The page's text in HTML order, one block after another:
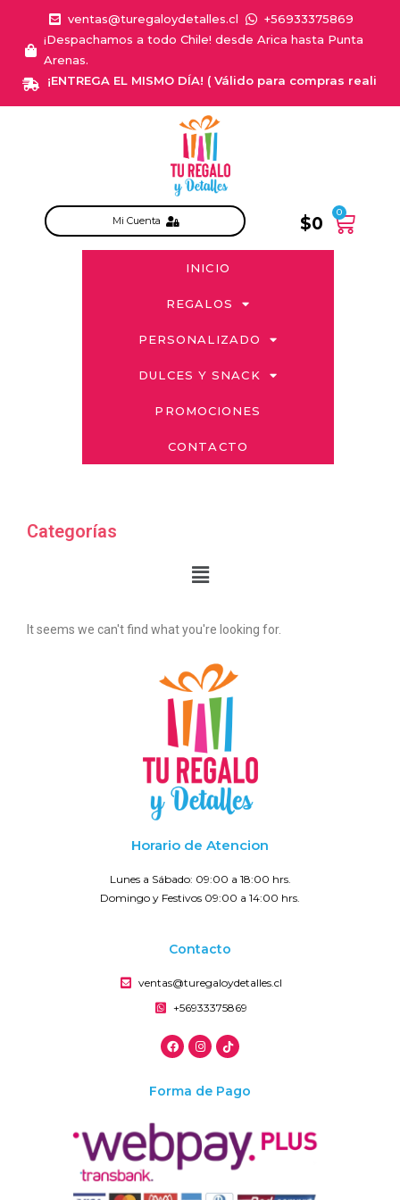
ventas@turegaloydetalles.cl
+56933375869
¡Despachamos a todo Chile! desde Arica hasta Punta
Arenas.
¡ENTREGA EL MISMO DÍA! ( Válido para compras
Mi Cuenta $0
0
INICIO
REGALOS
PERSONALIZADO
DULCES Y SNACK
PROMOCIONES
CONTACTO
Categorías
It seems we can't find what you're looking for.
Horario de Atencion
Lunes a Sábado: 09:00 a 18:00 hrs.
Domingo y Festivos 09:00 a 14:00 hrs.
Contacto
ventas@turegaloydetalles.cl
+56933375869
Forma de Pago